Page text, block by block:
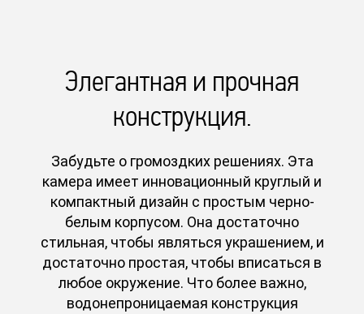
Элегантная и прочная
конструкция.
Забудьте о громоздких решениях. Эта
камера имеет инновационный круглый и
компактный дизайн с простым черно-
белым корпусом. Она достаточно
стильная, чтобы являться украшением, и
достаточно простая, чтобы вписаться в
любое окружение. Что более важно,
водонепроницаемая конструкция